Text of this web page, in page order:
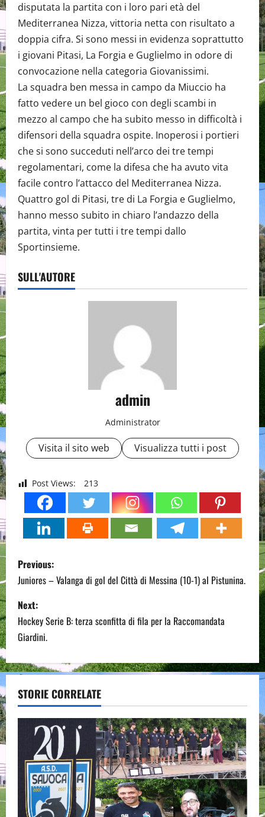
disputata la partita con i loro pari età del
Mediterranea Nizza, vittoria netta con risultato a
doppia cifra. Si sono messi in evidenza soprattutto
i giovani Pitasi, La Forgia e Guglielmo in odore di
convocazione nella categoria Giovanissimi.
La squadra ben messa in campo da Miuccio ha
fatto vedere un bel gioco con degli scambi in
mezzo al campo che ha subito messo in difficoltà i
difensori della squadra ospite. Inoperosi i portieri
che si sono succeduti nell’arco dei tre tempi
regolamentari, come la difesa che ha avuto vita
facile contro l’attacco del Mediterranea Nizza.
Quattro gol di Pitasi, tre di La Forgia e Guglielmo,
hanno messo subito in chiaro l’andazzo della
partita, vinta per tutti i tre tempi dallo
Sportinsieme.
SULL'AUTORE
admin
Administrator
Visita il sito web Visualizza tutti i post
Post Views: 213
P
o
s
t
n
a
v
g
a
Previous:
Juniores – Valanga di gol del Città di Messina (10-1) al Pistunina.
Next:
Hockey Serie B: terza sconfitta di fila per la Raccomandata
Giardini.
STORIE CORRELATE